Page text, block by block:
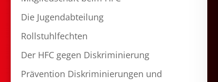
Die Jugendabteilung
Rollstuhlfechten
Der HFC gegen Diskriminierung
Prävention Diskriminierungen und